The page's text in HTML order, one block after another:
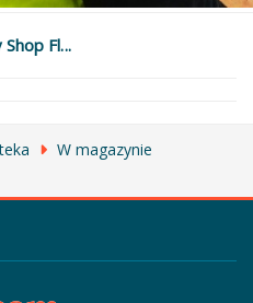
Fl...
W magazynie